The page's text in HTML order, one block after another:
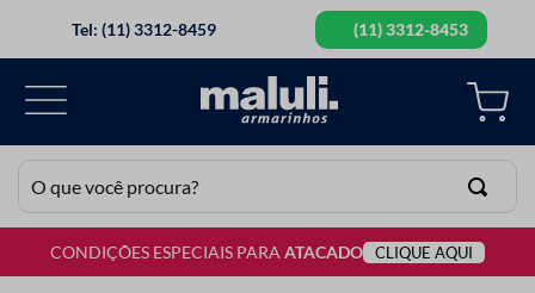
Tel: (11) 3312-8459 (11) 3312-8453
O que você procura?
CONDIÇÕES ESPECIAIS PARAATACADO CLIQUE AQUI
TERMOS MAIS BUSCADOS